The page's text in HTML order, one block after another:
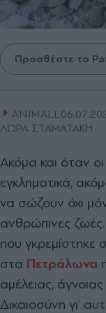
Προσθέστε το
ANIMALL
ΛΩΡΑ ΣΤΑΜΑΤΑΚΗ
Ακόμα και όταν
εγκληματικά,
να σώζουν όχι
ανθρώπινες
που
στα Πετράλωνα
αμέλειας,
Δικαιοσύνη γι’